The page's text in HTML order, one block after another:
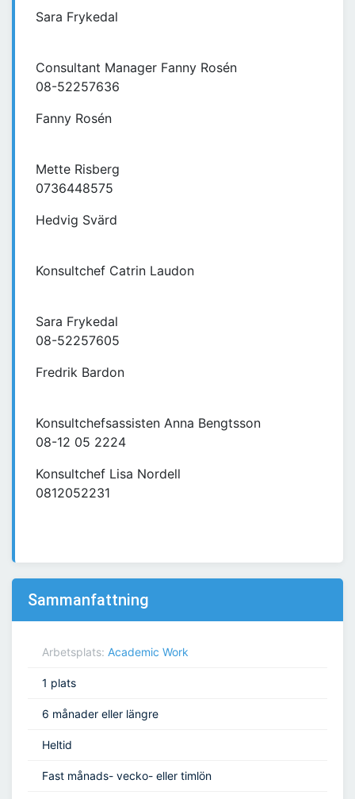
Sara Frykedal
Consultant Manager Fanny Rosén
08-52257636
Fanny Rosén
Mette Risberg
0736448575
Hedvig Svärd
Konsultchef Catrin Laudon
Sara Frykedal
08-52257605
Fredrik Bardon
Konsultchefsassisten Anna Bengtsson
08-12 05 2224
Konsultchef Lisa Nordell
0812052231
Sammanfattning
Arbetsplats: Academic Work
1 plats
6 månader eller längre
Heltid
Fast månads- vecko- eller timlön